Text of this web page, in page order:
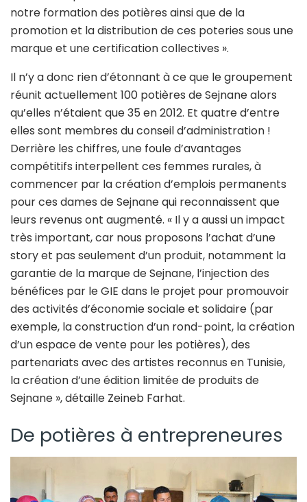
notre formation des potières ainsi que de la
promotion et la distribution de ces poteries sous une
marque et une certification collectives ».
Il n’y a donc rien d’étonnant à ce que le groupement
réunit actuellement 100 potières de Sejnane alors
qu’elles n’étaient que 35 en 2012. Et quatre d’entre
elles sont membres du conseil d’administration !
Derrière les chiffres, une foule d’avantages
compétitifs interpellent ces femmes rurales, à
commencer par la création d’emplois permanents
pour ces dames de Sejnane qui reconnaissent que
leurs revenus ont augmenté. « Il y a aussi un impact
très important, car nous proposons l’achat d’une
story et pas seulement d’un produit, notamment la
garantie de la marque de Sejnane, l’injection des
bénéfices par le GIE dans le projet pour promouvoir
des activités d’économie sociale et solidaire (par
exemple, la construction d’un rond-point, la création
d’un espace de vente pour les potières), des
partenariats avec des artistes reconnus en Tunisie,
la création d’une édition limitée de produits de
Sejnane », détaille Zeineb Farhat.
De potières à entrepreneures